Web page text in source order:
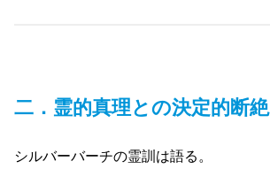
二．霊的真理との決定的断絶
シルバーバーチの霊訓は語る。